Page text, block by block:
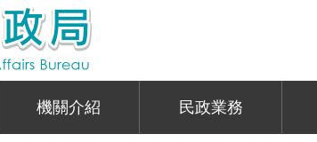
機關介紹 民政業務